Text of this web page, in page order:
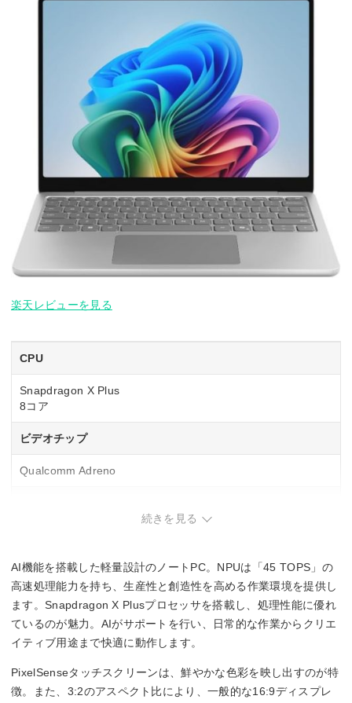
楽天レビューを見る
CPU
Snapdragon X Plus
8コア
ビデオチップ
Qualcomm Adreno
メモリ容量
16GB
駆動時間
23時間(ローカルビデオ再生時)/16時間(アクティブWebブラ
ウジング時)
続きを見る
AI機能を搭載した軽量設計のノートPC。NPUは「45 TOPS」の
高速処理能力を持ち、生産性と創造性を高める作業環境を提供し
ます。Snapdragon X Plusプロセッサを搭載し、処理性能に優れ
ているのが魅力。AIがサポートを行い、日常的な作業からクリエ
イティブ用途まで快適に動作します。
PixelSenseタッチスクリーンは、鮮やかな色彩を映し出すのが特
徴。また、3:2のアスペクト比により、一般的な16:9ディスプレ